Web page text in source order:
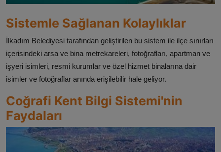
Sistemle Sağlanan Kolaylıklar
İlkadım Belediyesi tarafından geliştirilen bu sistem ile ilçe sınırları
içerisindeki arsa ve bina metrekareleri, fotoğrafları, apartman ve
işyeri isimleri, resmi kurumlar ve özel hizmet binalarına dair
isimler ve fotoğraflar anında erişilebilir hale geliyor.
Coğrafi Kent Bilgi Sistemi'nin
Faydaları